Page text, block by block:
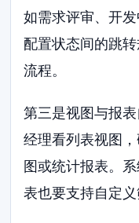
如需求评审、开
配置状态间的跳
流程。
第三是视图与报
经理看列表视图
图或统计报表。
表也要支持自定义